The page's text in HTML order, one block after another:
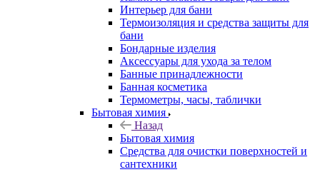
Интерьер для бани
Термоизоляция и средства защиты для
бани
Бондарные изделия
Аксеcсуары для ухода за телом
Банные принадлежности
Банная косметика
Термометры, часы, таблички
Бытовая химия
Назад
Бытовая химия
Средства для очистки поверхностей и
сантехники